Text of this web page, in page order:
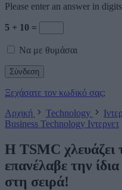
Please enter an answer in
5 + 10 =
Να με θυμάσαι
Ξεχάσατε τον κωδικό σας;
Αρχική
Technology
Business Technology Ιντερνετ
H TSMC χλευάζει
επανέλαβε την
στη σειρά!